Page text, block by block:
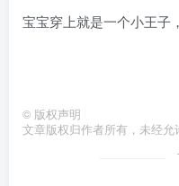
宝宝穿上就是一个小王子
© 版权声明
文章版权归作者所有，未经允